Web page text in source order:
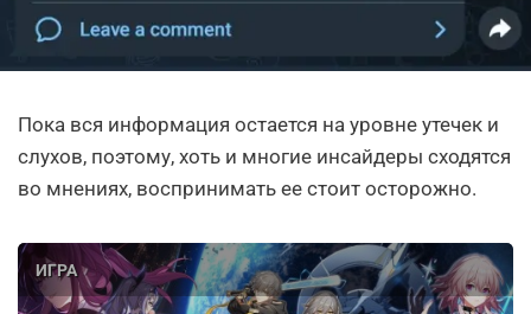
Пока вся информация остается на уровне утечек и
слухов, поэтому, хоть и многие инсайдеры сходятся
во мнениях, воспринимать ее стоит осторожно.
ИГРА